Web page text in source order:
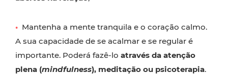
• Mantenha a mente tranquila e o coração calmo.
A sua capacidade de se acalmar e se regular é
importante. Poderá fazê-lo através da atenção
plena (mindfulness), meditação ou psicoterapia.